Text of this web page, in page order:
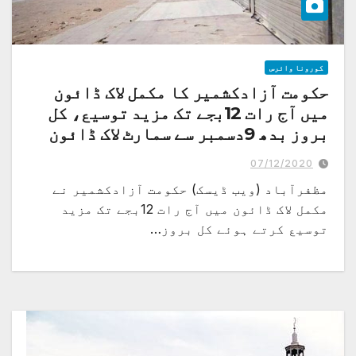
کورونا وائرس
حکومت آزادکشمیر کا مکمل لاک ڈائون
میں آج رات 12بجے تک مزید توسیع، کل
بروز بدھ 9دسمبر سے سمارٹ لاک ڈائون
نفاذ کافیصلہ
07/12/2020
مظفرآباد (ویب ڈیسک) حکومت آزادکشمیر نے
مکمل لاک ڈائون میں آج رات 12بجے تک مزید
توسیع کرتے ہوئے کل بروز…